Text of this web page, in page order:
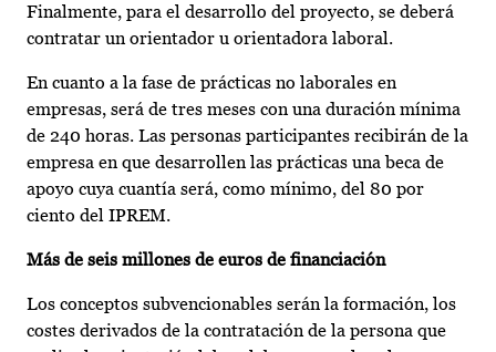
Finalmente, para el desarrollo del proyecto, se deberá
contratar un orientador u orientadora laboral.
En cuanto a la fase de prácticas no laborales en
empresas, será de tres meses con una duración mínima
de 240 horas. Las personas participantes recibirán de la
empresa en que desarrollen las prácticas una beca de
apoyo cuya cuantía será, como mínimo, del 80 por
ciento del IPREM.
Más de seis millones de euros de financiación
Los conceptos subvencionables serán la formación, los
costes derivados de la contratación de la persona que